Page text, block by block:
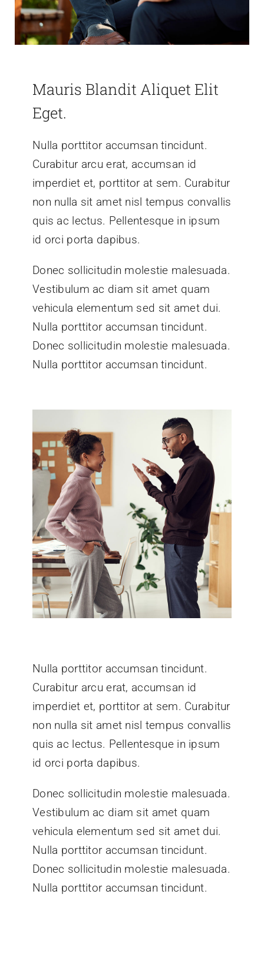
Mauris Blandit Aliquet Elit
Eget.
Nulla porttitor accumsan tincidunt.
Curabitur arcu erat, accumsan id
imperdiet et, porttitor at sem. Curabitur
non nulla sit amet nisl tempus convallis
quis ac lectus. Pellentesque in ipsum
id orci porta dapibus.
Donec sollicitudin molestie malesuada.
Vestibulum ac diam sit amet quam
vehicula elementum sed sit amet dui.
Nulla porttitor accumsan tincidunt.
Donec sollicitudin molestie malesuada.
Nulla porttitor accumsan tincidunt.
Nulla porttitor accumsan tincidunt.
Curabitur arcu erat, accumsan id
imperdiet et, porttitor at sem. Curabitur
non nulla sit amet nisl tempus convallis
quis ac lectus. Pellentesque in ipsum
id orci porta dapibus.
Donec sollicitudin molestie malesuada.
Vestibulum ac diam sit amet quam
vehicula elementum sed sit amet dui.
Nulla porttitor accumsan tincidunt.
Donec sollicitudin molestie malesuada.
Nulla porttitor accumsan tincidunt.